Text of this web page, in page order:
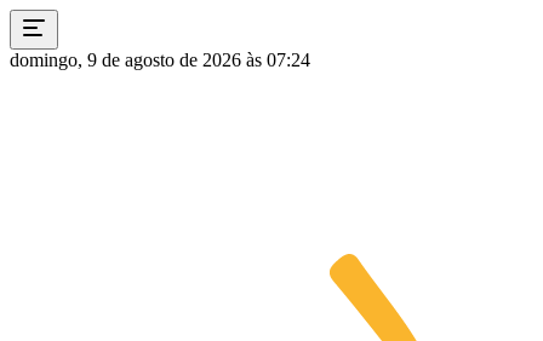
domingo, 9 de agosto de 2026 às 07:24